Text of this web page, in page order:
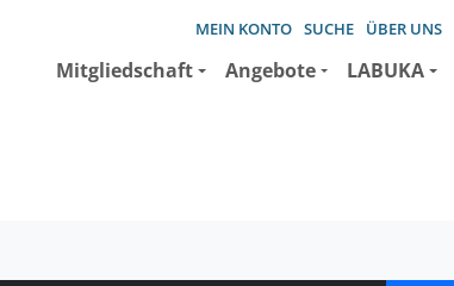
MEIN KONTO SUCHE ÜBER UNS
Mitgliedschaft Angebote LABUKA